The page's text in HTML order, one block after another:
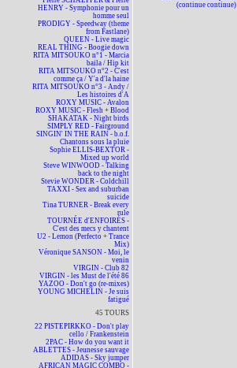
HENRY - Symphonie pour un
homme seul
PRODIGY - Speedway (theme
from Fastlane)
QUEEN - Live magic
REAL THING - Boogie down
RITA MITSOUKO n°1 - Marcia
baila / Hip kit
RITA MITSOUKO n°2 - C'est
comme ça / Y'a d'la haine
RITA MITSOUKO n°3 - Andy /
Les histoires d'A
ROXY MUSIC - Avalon
ROXY MUSIC - Flesh + Blood
SHAKATAK - Night birds
SIMPLY RED - Fairground
SINGIN' IN THE RAIN - b.o.f.
Chantons sous la pluie
Sophie ELLIS-BEXTOR -
Mixed up world
Steve WINWOOD - Talking
back to the night
Stevie WONDER - Coldchill
TAXXI - Sex and suburban
suicide
Tina TURNER - Break every
rule
TOURNÉE d'ENFOIRÉS -
C'est des mecs y chantent
U2 - Lemon (Perfecto + Trance
Mix)
Véronique SANSON - Moi, le
venin
VIRGIN - Club 82
VIRGIN - les Must de l'été 86
YAZOO - Don't go (re-mixes)
YOUNG MICHELIN - Je suis
fatigué
45 TOURS
22 PISTEPIRKKO - Don't play
cello / Frankenstein
2PAC - How do you want it
ABLETTES - Jeunesse sauvage
ADIDAS - Sky jumper
AFRICAN MAGIC COMBO -
(continue continue)